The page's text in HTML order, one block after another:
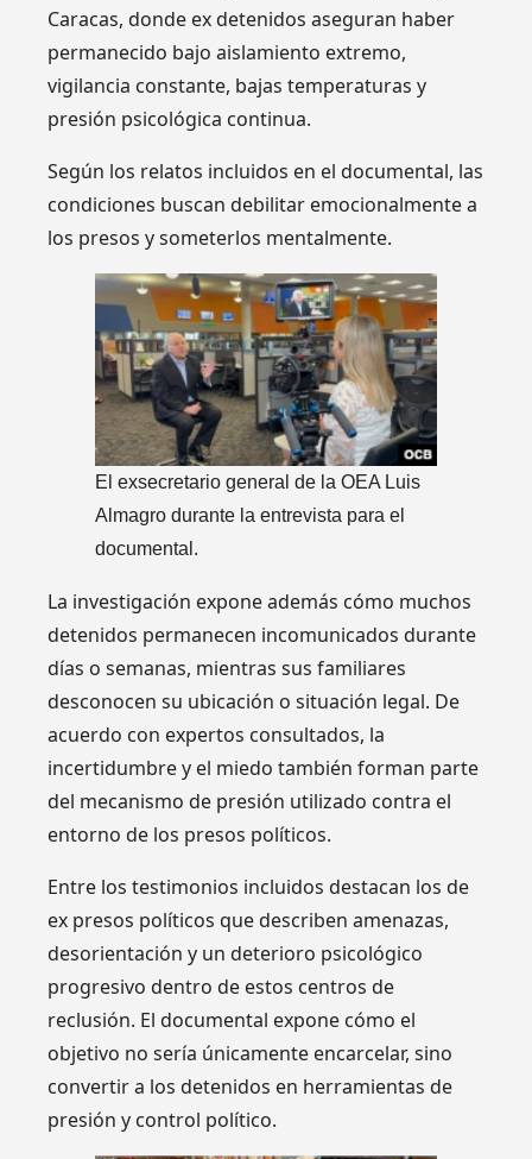
Caracas, donde ex detenidos aseguran haber
permanecido bajo aislamiento extremo,
vigilancia constante, bajas temperaturas y
presión psicológica continua.
Según los relatos incluidos en el documental, las
condiciones buscan debilitar emocionalmente a
los presos y someterlos mentalmente.
El exsecretario general de la OEA Luis
Almagro durante la entrevista para el
documental.
La investigación expone además cómo muchos
detenidos permanecen incomunicados durante
días o semanas, mientras sus familiares
desconocen su ubicación o situación legal. De
acuerdo con expertos consultados, la
incertidumbre y el miedo también forman parte
del mecanismo de presión utilizado contra el
entorno de los presos políticos.
Entre los testimonios incluidos destacan los de
ex presos políticos que describen amenazas,
desorientación y un deterioro psicológico
progresivo dentro de estos centros de
reclusión. El documental expone cómo el
objetivo no sería únicamente encarcelar, sino
convertir a los detenidos en herramientas de
presión y control político.